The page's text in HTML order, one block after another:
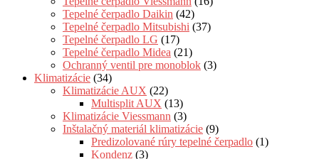
Tepelné čerpadlo Daikin (42)
Tepelné čerpadlo Mitsubishi (37)
Tepelné čerpadlo LG (17)
Tepelné čerpadlo Midea (21)
Ochranný ventil pre monoblok (3)
Klimatizácie (34)
Klimatizácie AUX (22)
Multisplit AUX (13)
Klimatizácie Viessmann (3)
Inštalačný materiál klimatizácie (9)
Predizolované rúry tepelné čerpadlo (1)
Kondenz (3)